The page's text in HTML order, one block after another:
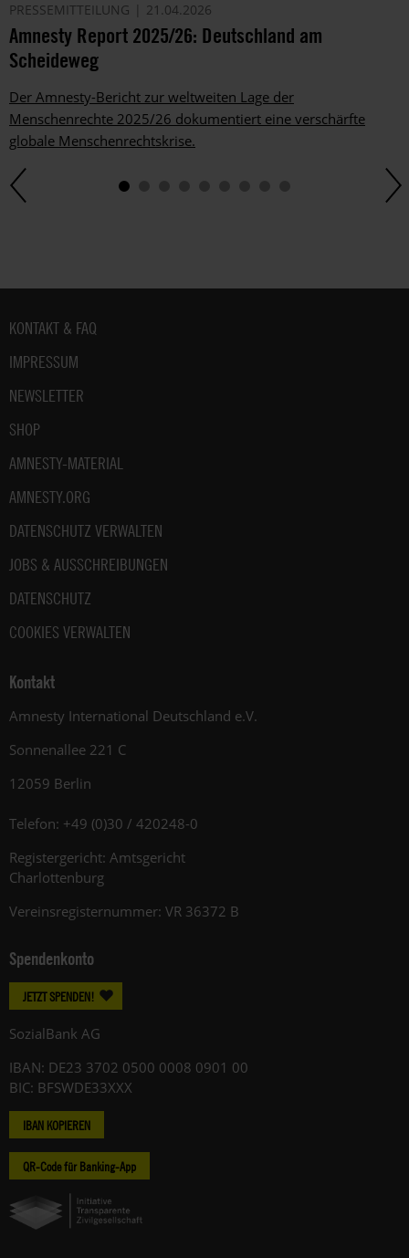
PRESSEMITTEILUNG 21.04.2026
Amnesty Report 2025/26: Deutschland am
Scheideweg
Der Amnesty-Bericht zur weltweiten Lage der
Menschenrechte 2025/26 dokumentiert eine verschärfte
globale Menschenrechtskrise.
Fußbereich
KONTAKT & FAQ
IMPRESSUM
NEWSLETTER
SHOP
AMNESTY-MATERIAL
AMNESTY.ORG
DATENSCHUTZ VERWALTEN
JOBS & AUSSCHREIBUNGEN
DATENSCHUTZ
COOKIES VERWALTEN
Kontakt
Amnesty International Deutschland e.V.
Sonnenallee 221 C
12059 Berlin
Telefon: +49 (0)30 / 420248-0
Registergericht: Amtsgericht
Charlottenburg
Vereinsregisternummer: VR 36372 B
Spendenkonto
JETZT SPENDEN!
SozialBank AG
IBAN: DE23 3702 0500 0008 0901 00
BIC: BFSWDE33XXX
IBAN KOPIEREN
QR-Code für Banking-App